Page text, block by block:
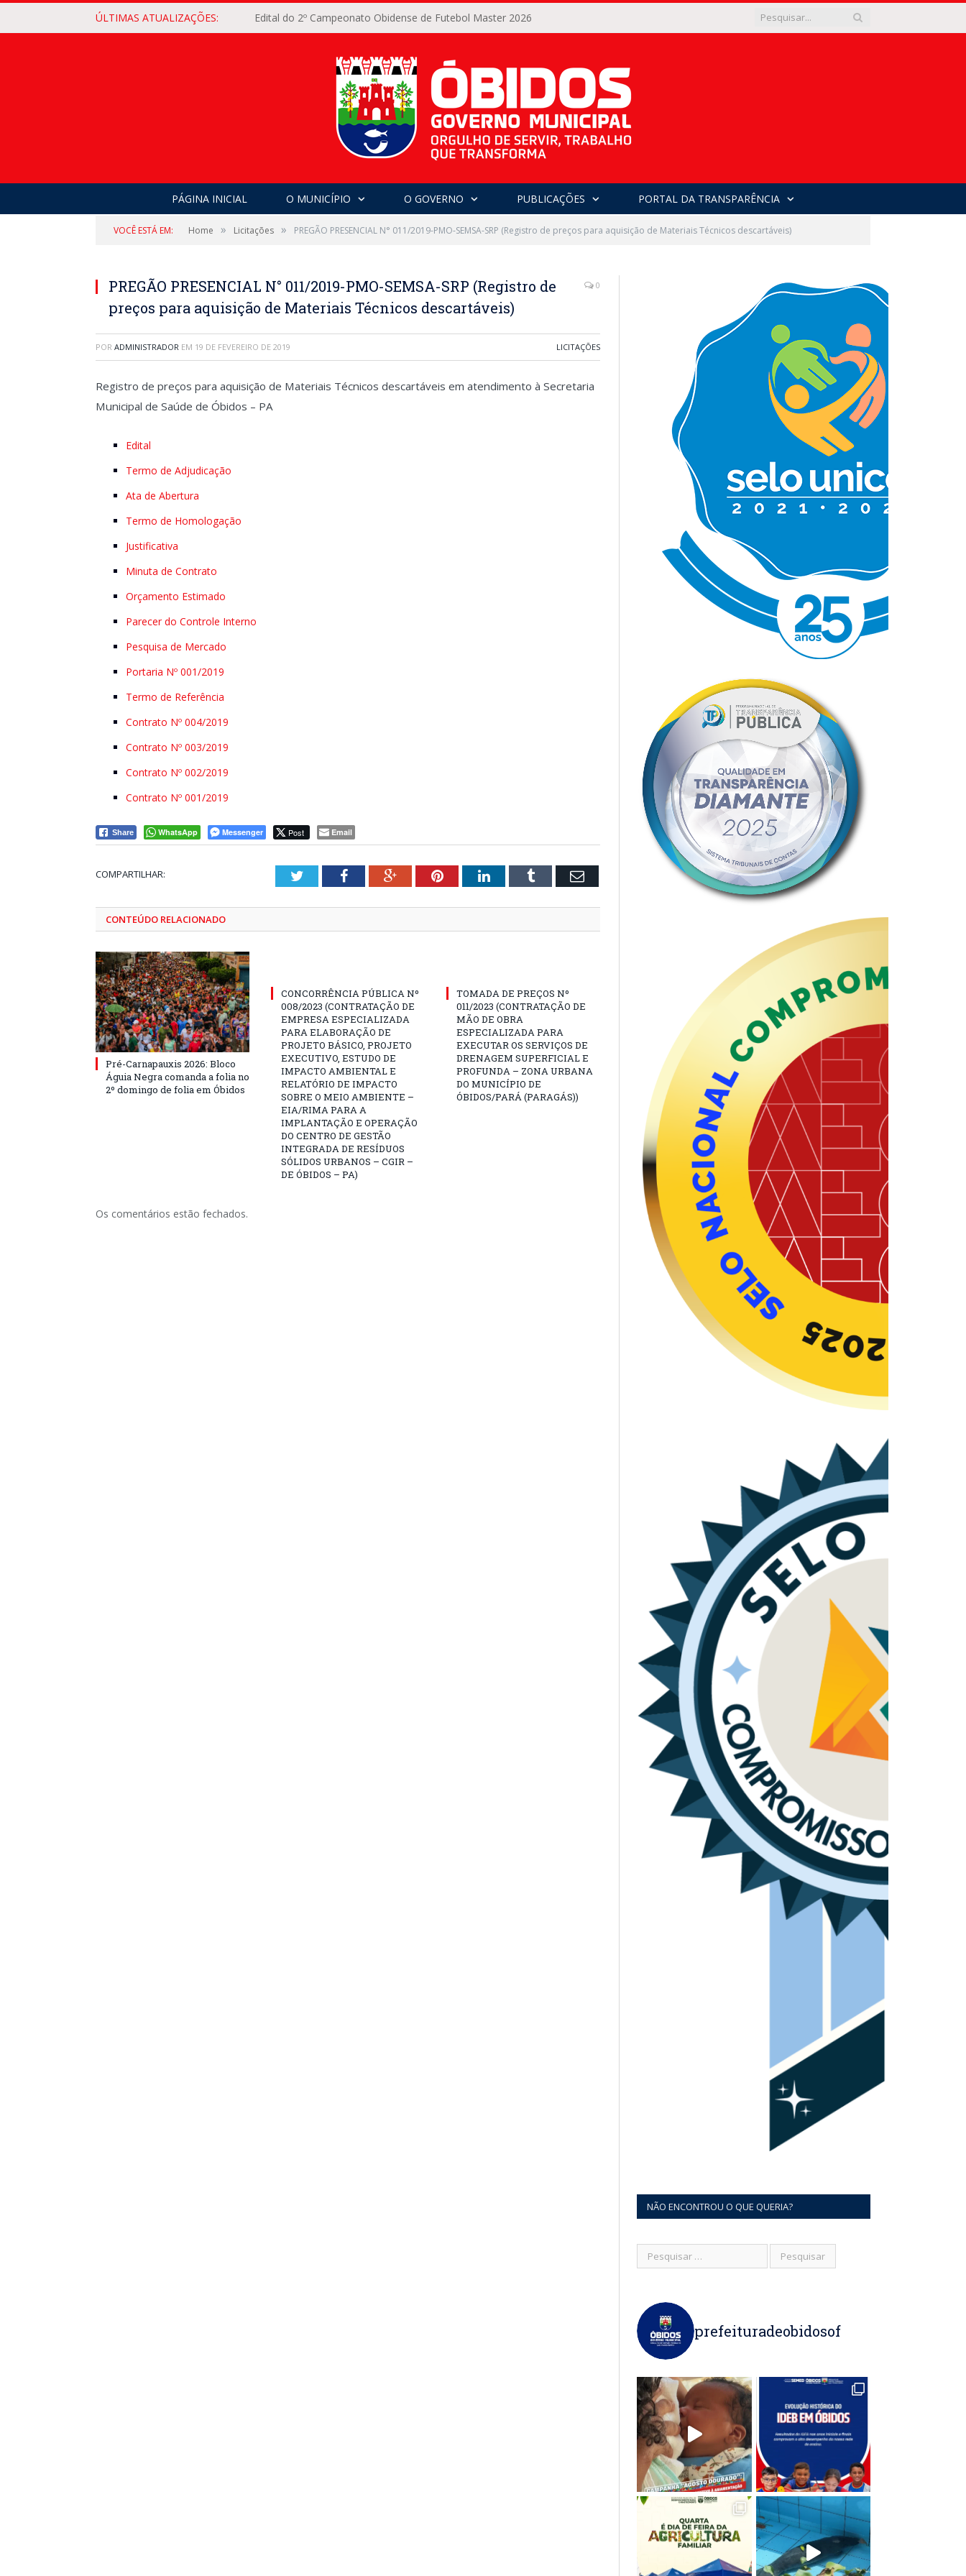
ÚLTIMAS ATUALIZAÇÕES: Edital do 2º Campeonato Obidense de Futebol Master 2026
PÁGINA INICIAL O MUNICÍPIO O GOVERNO PUBLICAÇÕES PORTAL DA TRANSPARÊNCIA
VOCÊ ESTÁ EM: Home » Licitações » PREGÃO PRESENCIAL N° 011/2019-PMO-SEMSA-SRP (Registro de preços para aquisição de Materiais Técnicos descartáveis)
PREGÃO PRESENCIAL N° 011/2019-PMO-SEMSA-SRP (Registro de
preços para aquisição de Materiais Técnicos descartáveis)
0
POR ADMINISTRADOR EM 19 DE FEVEREIRO DE 2019 LICITAÇÕES
Registro de preços para aquisição de Materiais Técnicos descartáveis em atendimento à Secretaria
Municipal de Saúde de Óbidos – PA
Edital
Termo de Adjudicação
Ata de Abertura
Termo de Homologação
Justificativa
Minuta de Contrato
Orçamento Estimado
Parecer do Controle Interno
Pesquisa de Mercado
Portaria Nº 001/2019
Termo de Referência
Contrato Nº 004/2019
Contrato Nº 003/2019
Contrato Nº 002/2019
Contrato Nº 001/2019
Share WhatsApp Messenger Post Email
COMPARTILHAR: TwitterFacebookGoogle+PinterestLinkedInTumblr Email
CONTEÚDO RELACIONADO
Pré-Carnapauxis 2026: Bloco
Águia Negra comanda a folia no
2º domingo de folia em Óbidos
CONCORRÊNCIA PÚBLICA Nº
008/2023 (CONTRATAÇÃO DE
EMPRESA ESPECIALIZADA
PARA ELABORAÇÃO DE
PROJETO BÁSICO, PROJETO
EXECUTIVO, ESTUDO DE
IMPACTO AMBIENTAL E
RELATÓRIO DE IMPACTO
SOBRE O MEIO AMBIENTE –
EIA/RIMA PARA A
IMPLANTAÇÃO E OPERAÇÃO
DO CENTRO DE GESTÃO
INTEGRADA DE RESÍDUOS
SÓLIDOS URBANOS – CGIR –
DE ÓBIDOS – PA)
TOMADA DE PREÇOS Nº
011/2023 (CONTRATAÇÃO DE
MÃO DE OBRA
ESPECIALIZADA PARA
EXECUTAR OS SERVIÇOS DE
DRENAGEM SUPERFICIAL E
PROFUNDA – ZONA URBANA
DO MUNICÍPIO DE
ÓBIDOS/PARÁ (PARAGÁS))
Os comentários estão fechados.
NÃO ENCONTROU O QUE QUERIA?
prefeituradeobidosof